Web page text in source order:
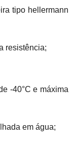
tipo hellermann
resistência;
-40°C e máxima
em água;